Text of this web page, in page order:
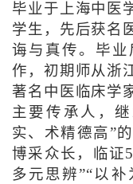
毕业于上海中医
学生，先后获名
诲与真传。毕
作，初期师从浙
著名中医临床学
主要传承人，
实、术精德高”
博采众长，临证
多元思辨”“以